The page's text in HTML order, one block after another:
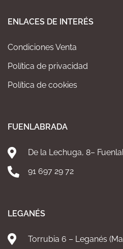
ENLACES DE INTERÉS
Condiciones Venta
Política de privacidad
Política de cookies
FUENLABRADA
De la Lechuga, 8–
91 697 29 72
LEGANÉS
Torrubia 6 – Leganés